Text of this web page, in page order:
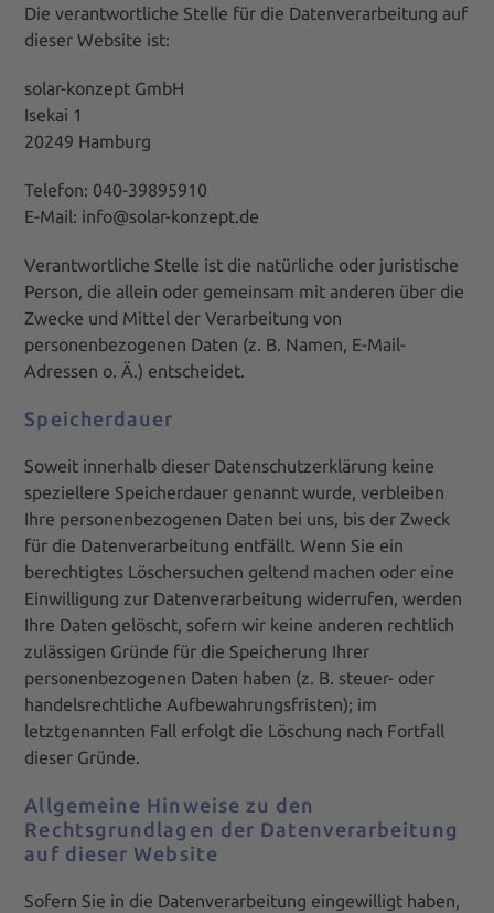
Die verantwortliche Stelle für die Datenverarbeitung auf
dieser Website ist:
solar-konzept GmbH
Isekai 1
20249 Hamburg
Telefon: 040-39895910
E-Mail: info@solar-konzept.de
Verantwortliche Stelle ist die natürliche oder juristische
Person, die allein oder gemeinsam mit anderen über die
Zwecke und Mittel der Verarbeitung von
personenbezogenen Daten (z. B. Namen, E-Mail-
Adressen o. Ä.) entscheidet.
Speicherdauer
Soweit innerhalb dieser Datenschutzerklärung keine
speziellere Speicherdauer genannt wurde, verbleiben
Ihre personenbezogenen Daten bei uns, bis der Zweck
für die Datenverarbeitung entfällt. Wenn Sie ein
berechtigtes Löschersuchen geltend machen oder eine
Einwilligung zur Datenverarbeitung widerrufen, werden
Ihre Daten gelöscht, sofern wir keine anderen rechtlich
zulässigen Gründe für die Speicherung Ihrer
personenbezogenen Daten haben (z. B. steuer- oder
handelsrechtliche Aufbewahrungsfristen); im
letztgenannten Fall erfolgt die Löschung nach Fortfall
dieser Gründe.
Allgemeine Hinweise zu den
Rechtsgrundlagen der Datenverarbeitung
auf dieser Website
Sofern Sie in die Datenverarbeitung eingewilligt haben,